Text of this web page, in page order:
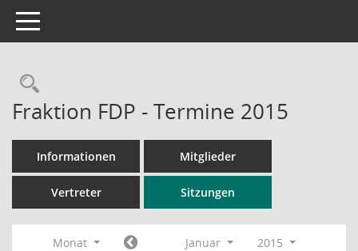
Toggle navigation
Rechercheauswahl
Fraktion FDP - Termine 2015
Informationen Mitglieder
Vertreter Sitzungen
Monat Januar
2015